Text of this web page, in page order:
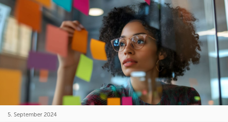
5. September 2024